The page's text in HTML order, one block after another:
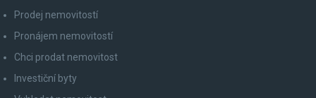
Prodej nemovitostí
Pronájem nemovitostí
Chci prodat nemovitost
Investiční byty